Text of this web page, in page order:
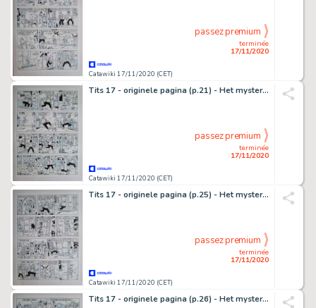
Catawiki 17/11/2020 (CET)
terminée
17/11/2020
passez premium
Tits 17 - originele pagina (p.21) - Het mysterieuze parelsnoer - (1982)
Catawiki 17/11/2020 (CET)
terminée
17/11/2020
passez premium
Tits 17 - originele pagina (p.25) - Het mysterieuze parelsnoer - (1982)
Catawiki 17/11/2020 (CET)
terminée
17/11/2020
passez premium
Tits 17 - originele pagina (p.26) - Het mysterieuze parelsnoer - (1982)